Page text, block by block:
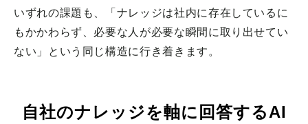
いずれの課題も、「ナレッジは社内に存在しているに
もかかわらず、必要な人が必要な瞬間に取り出せてい
ない」という同じ構造に行き着きます。
自社のナレッジを軸に回答するAI